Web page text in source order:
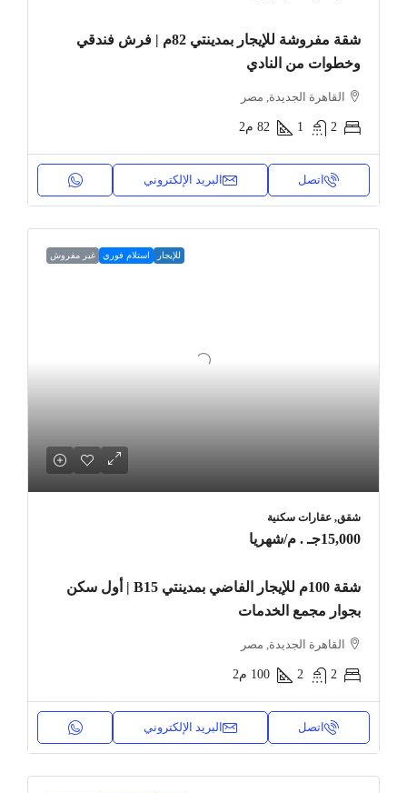
شقة مفروشة للإيجار بمدينتي 82م | فرش فندقي
وخطوات من النادي
القاهرة الجديدة, مصر
2
1
82 م2
اتصل البريد الإلكتروني
للإيجار استلام فوري غير مفروش
شقق, عقارات سكنية
15,000جـ . م /شهريا
شقة 100م للإيجار الفاضي بمدينتي B15 | أول سكن
بجوار مجمع الخدمات
القاهرة الجديدة, مصر
2
2
100 م2
اتصل البريد الإلكتروني